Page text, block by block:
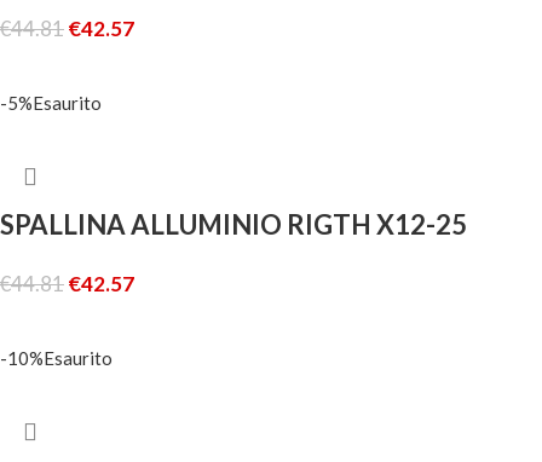
€44.81€42.57
-5%Esaurito
SPALLINA ALLUMINIO RIGTH X12-25
€44.81€42.57
-10%Esaurito